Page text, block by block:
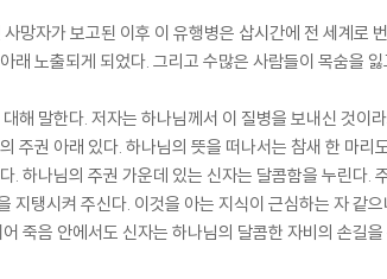
망자가 보고된 이후 이 유행병은 삽시간에 전 세계로
래 노출되게 되었다. 그리고 수많은 사람들이 목숨을
해 말한다. 저자는 하나님께서 이 질병을 보내신 것이
주권 아래 있다. 하나님의 뜻을 떠나서는 참새 한 마
. 하나님의 주권 가운데 있는 신자는 달콤함을 누린다.
지탱시켜 주신다. 이것을 아는 지식이 근심하는 자 같
죽음 안에서도 신자는 하나님의 달콤한 자비의 손길을